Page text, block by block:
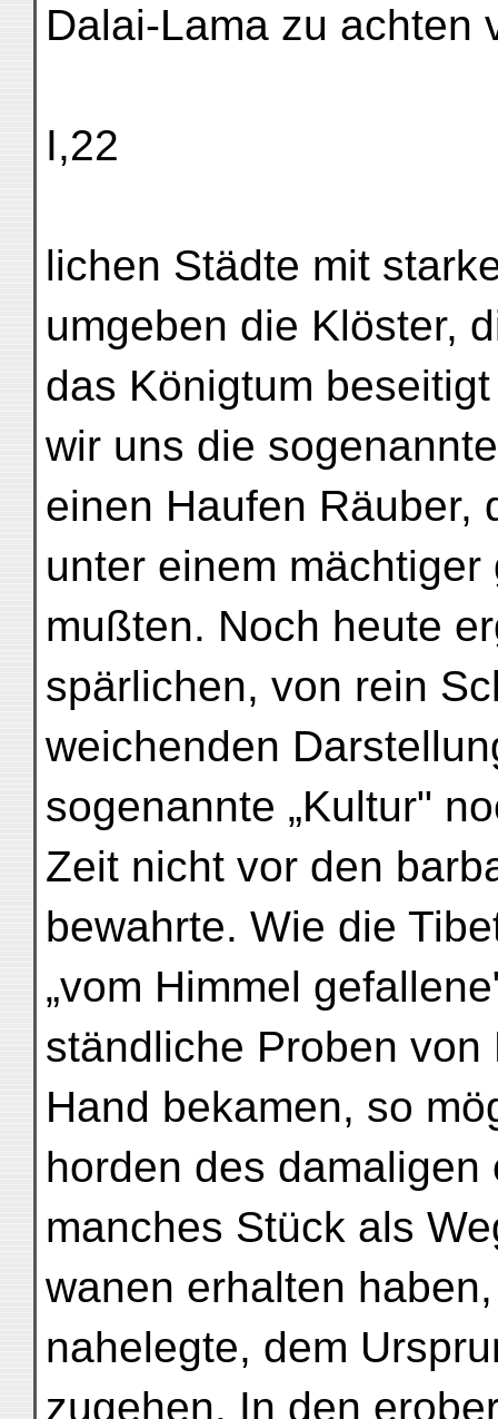
Dalai-Lama zu achten
I,22
lichen Städte mit
umgeben die Klöster,
das Königtum
wir uns die
einen Haufen Räuber,
unter einem
mußten. Noch heute
spärlichen, von rein
weichenden
sogenannte „Kultur"
Zeit nicht vor den
bewahrte. Wie die
„vom Himmel
ständliche Proben
Hand bekamen, so
horden des
manches Stück als
wanen erhalten
nahelegte, dem
zugehen. In den